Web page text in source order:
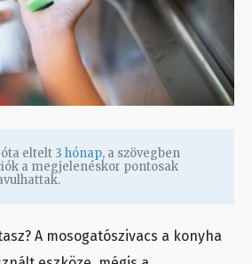
eltelt 3 hónap, a szövegben
a megjelenéskor pontosak
A mosogatószivacs a konyha